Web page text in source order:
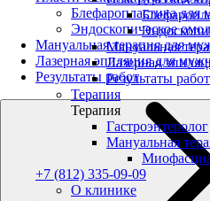
Блефаропластика для
Эндоскопическое
Мануальная терапия для
Лазерная эпиляция для
Результаты работ
Мануальная
Лазерная
Результаты работ
Терапия
Терапия
Гастроэнтеролог
Мануальная
+7 (812) 335-09-09
О клинике